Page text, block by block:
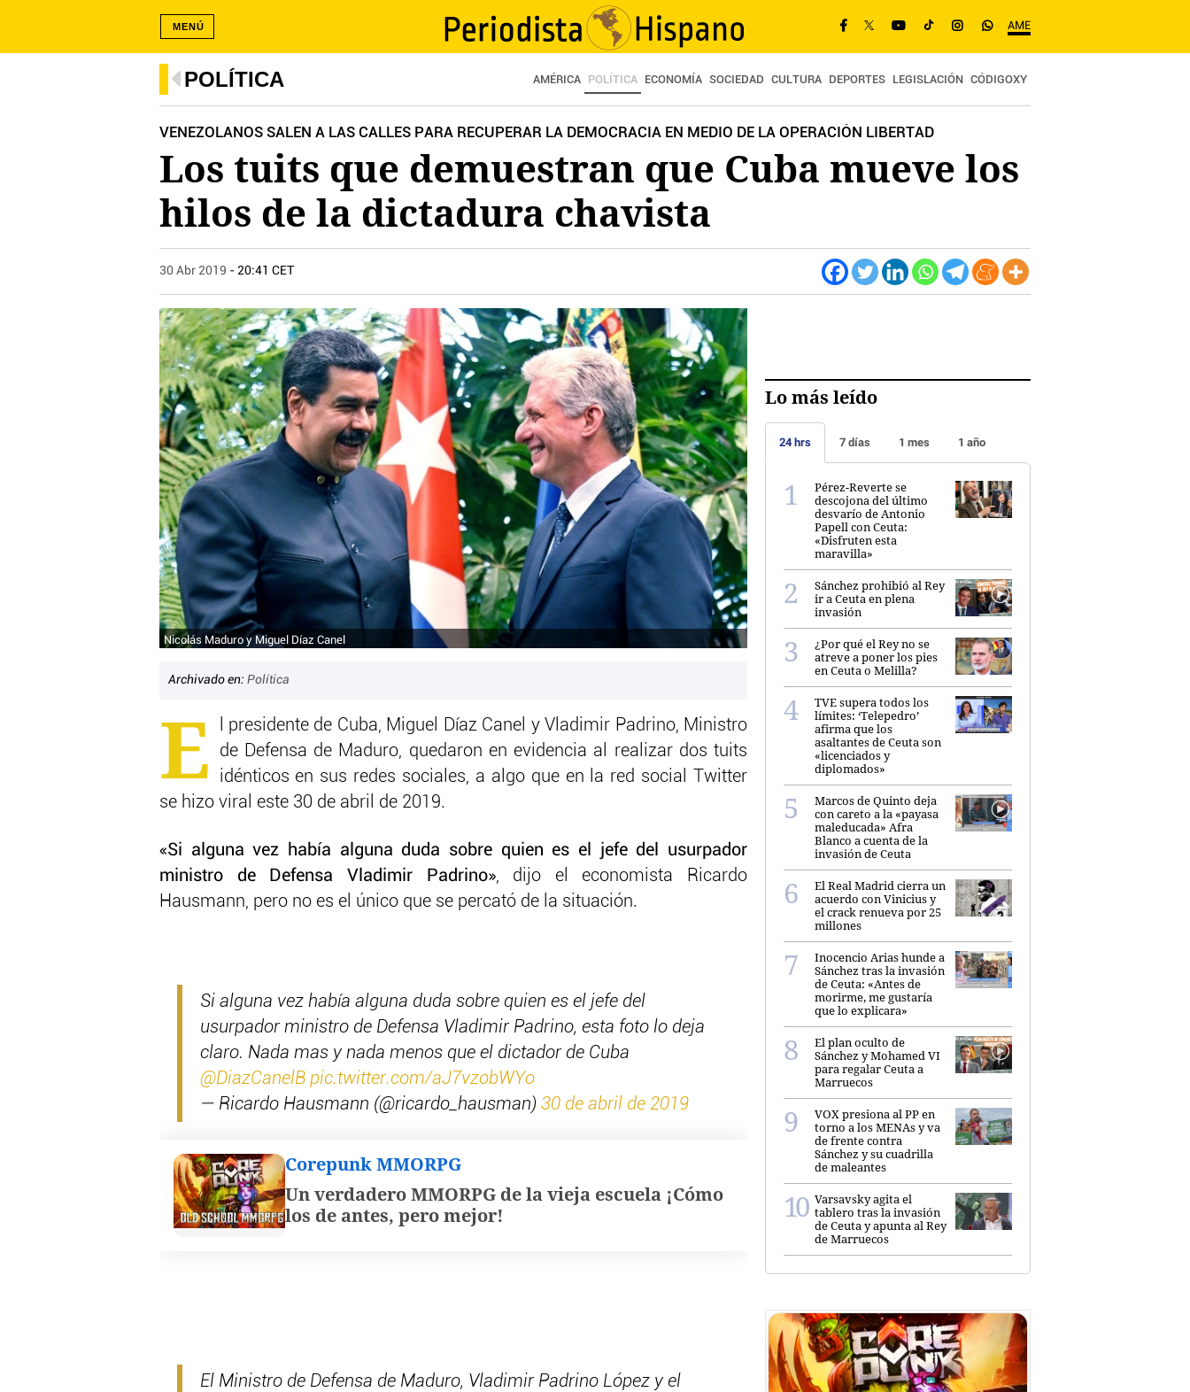
AME
MENÚ
POLÍTICA AMÉRICA POLÍTICA ECONOMÍA SOCIEDAD CULTURA DEPORTES LEGISLACIÓN CÓDIGOXY
VENEZOLANOS SALEN A LAS CALLES PARA RECUPERAR LA DEMOCRACIA EN MEDIO DE LA OPERACIÓN LIBERTAD
Los tuits que demuestran que Cuba mueve los
hilos de la dictadura chavista
30 Abr 2019 - 20:41 CET
Nicolás Maduro y Miguel Díaz Canel
Archivado en: Política
E
l presidente de Cuba, Miguel Díaz Canel y Vladimir Padrino, Ministro
de Defensa de Maduro, quedaron en evidencia al realizar dos tuits
idénticos en sus redes sociales, a algo que en la red social Twitter
se hizo viral este 30 de abril de 2019.
«Si alguna vez había alguna duda sobre quien es el jefe del usurpador
ministro de Defensa Vladimir Padrino», dijo el economista Ricardo
Hausmann, pero no es el único que se percató de la situación.
Si alguna vez había alguna duda sobre quien es el jefe del
usurpador ministro de Defensa Vladimir Padrino, esta foto lo deja
claro. Nada mas y nada menos que el dictador de Cuba
@DiazCanelB pic.twitter.com/aJ7vzobWYo
— Ricardo Hausmann (@ricardo_hausman) 30 de abril de 2019
Corepunk MMORPG
Un verdadero MMORPG de la vieja escuela ¡Cómo
los de antes, pero mejor!
El Ministro de Defensa de Maduro, Vladimir Padrino López y el
Lo más leído
24 hrs 7 días 1 mes 1 año
Pérez-Reverte se
descojona del último
desvarío de Antonio
Papell con Ceuta:
«Disfruten esta
maravilla»
Sánchez prohibió al Rey
ir a Ceuta en plena
invasión
¿Por qué el Rey no se
atreve a poner los pies
en Ceuta o Melilla?
TVE supera todos los
límites: ‘Telepedro’
afirma que los
asaltantes de Ceuta son
«licenciados y
diplomados»
Marcos de Quinto deja
con careto a la «payasa
maleducada» Afra
Blanco a cuenta de la
invasión de Ceuta
El Real Madrid cierra un
acuerdo con Vinicius y
el crack renueva por 25
millones
Inocencio Arias hunde a
Sánchez tras la invasión
de Ceuta: «Antes de
morirme, me gustaría
que lo explicara»
El plan oculto de
Sánchez y Mohamed VI
para regalar Ceuta a
Marruecos
VOX presiona al PP en
torno a los MENAs y va
de frente contra
Sánchez y su cuadrilla
de maleantes
Varsavsky agita el
tablero tras la invasión
de Ceuta y apunta al Rey
de Marruecos